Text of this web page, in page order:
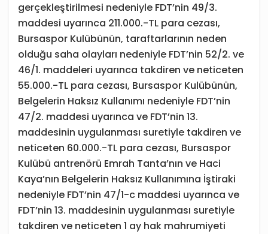
gerçekleştirilmesi nedeniyle FDT’nin 49/3.
maddesi uyarınca 211.000.-TL para cezası,
Bursaspor Kulübünün, taraftarlarının neden
olduğu saha olayları nedeniyle FDT’nin 52/2. ve
46/1. maddeleri uyarınca takdiren ve neticeten
55.000.-TL para cezası, Bursaspor Kulübünün,
Belgelerin Haksız Kullanımı nedeniyle FDT’nin
47/2. maddesi uyarınca ve FDT’nin 13.
maddesinin uygulanması suretiyle takdiren ve
neticeten 60.000.-TL para cezası, Bursaspor
Kulübü antrenörü Emrah Tanta’nın ve Haci
Kaya’nın Belgelerin Haksız Kullanımına İştiraki
nedeniyle FDT’nin 47/1-c maddesi uyarınca ve
FDT’nin 13. maddesinin uygulanması suretiyle
takdiren ve neticeten 1 ay hak mahrumiyeti